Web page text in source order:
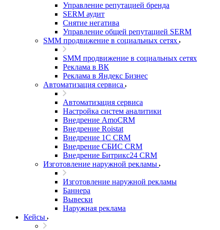
Управление репутацией бренда
SERM аудит
Снятие негатива
Управление общей репутацией SERM
SMM продвижение в социальных сетях
SMM продвижение в социальных сетях
Реклама в ВК
Реклама в Яндекс Бизнес
Автоматизация сервиса
Автоматизация сервиса
Настройка систем аналитики
Внедрение AmoCRM
Внедрение Roistat
Внедрение 1С CRM
Внедрение СБИС CRM
Внедрение Битрикс24 CRM
Изготовление наружной рекламы
Изготовление наружной рекламы
Баннера
Вывески
Наружная реклама
Кейсы